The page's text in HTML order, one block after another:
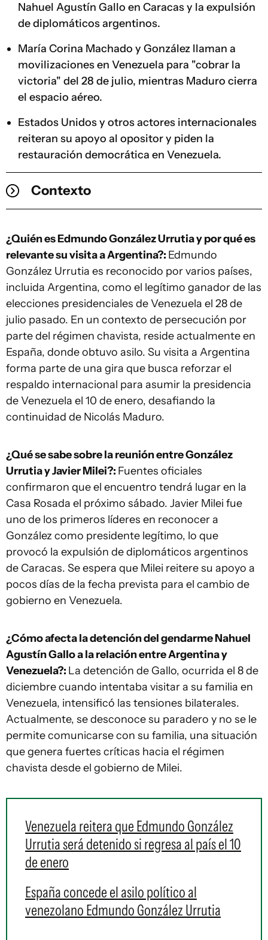
Nahuel Agustín Gallo en Caracas y la expulsión
de diplomáticos argentinos.
María Corina Machado y González llaman a
movilizaciones en Venezuela para "cobrar la
victoria" del 28 de julio, mientras Maduro cierra
el espacio aéreo.
Estados Unidos y otros actores internacionales
reiteran su apoyo al opositor y piden la
restauración democrática en Venezuela.
Contexto
¿Quién es Edmundo González Urrutia y por qué es
relevante su visita a Argentina?: Edmundo
González Urrutia es reconocido por varios países,
incluida Argentina, como el legítimo ganador de las
elecciones presidenciales de Venezuela el 28 de
julio pasado. En un contexto de persecución por
parte del régimen chavista, reside actualmente en
España, donde obtuvo asilo. Su visita a Argentina
forma parte de una gira que busca reforzar el
respaldo internacional para asumir la presidencia
de Venezuela el 10 de enero, desafiando la
continuidad de Nicolás Maduro.
¿Qué se sabe sobre la reunión entre González
Urrutia y Javier Milei?: Fuentes oficiales
confirmaron que el encuentro tendrá lugar en la
Casa Rosada el próximo sábado. Javier Milei fue
uno de los primeros líderes en reconocer a
González como presidente legítimo, lo que
provocó la expulsión de diplomáticos argentinos
de Caracas. Se espera que Milei reitere su apoyo a
pocos días de la fecha prevista para el cambio de
gobierno en Venezuela.
¿Cómo afecta la detención del gendarme Nahuel
Agustín Gallo a la relación entre Argentina y
Venezuela?: La detención de Gallo, ocurrida el 8 de
diciembre cuando intentaba visitar a su familia en
Venezuela, intensificó las tensiones bilaterales.
Actualmente, se desconoce su paradero y no se le
permite comunicarse con su familia, una situación
que genera fuertes críticas hacia el régimen
chavista desde el gobierno de Milei.
Venezuela reitera que Edmundo González
Urrutia será detenido si regresa al país el 10
de enero
España concede el asilo político al
venezolano Edmundo González Urrutia